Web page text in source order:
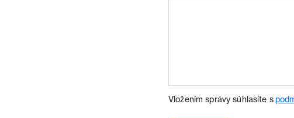
Vložením správy súhlasíte s